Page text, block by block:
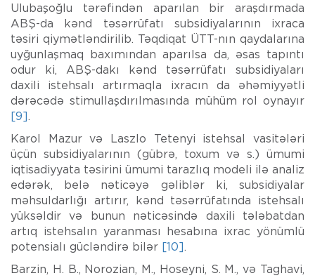
Ulubaşoğlu tərəfindən aparılan bir araşdırmada
ABŞ-da kənd təsərrüfatı subsidiyalarının ixraca
təsiri qiymətləndirilib. Təqdiqat ÜTT-nın qaydalarına
uyğunlaşmaq baxımından aparılsa da, əsas tapıntı
odur ki, ABŞ-dakı kənd təsərrüfatı subsidiyaları
daxili istehsalı artırmaqla ixracın da əhəmiyyətli
dərəcədə stimullaşdırılmasında mühüm rol oynayır
[9].
Karol Mazur və Laszlo Tetenyi istehsal vasitələri
üçün subsidiyalarının (gübrə, toxum və s.) ümumi
iqtisadiyyata təsirini ümumi tarazlıq modeli ilə analiz
edərək, belə nəticəyə gəliblər ki, subsidiyalar
məhsuldarlığı artırır, kənd təsərrüfatında istehsalı
yüksəldir və bunun nəticəsində daxili tələbatdan
artıq istehsalın yaranması hesabına ixrac yönümlü
potensialı gücləndirə bilər [10].
Barzin, H. B., Norozian, M., Hoseyni, S. M., və Taghavi,